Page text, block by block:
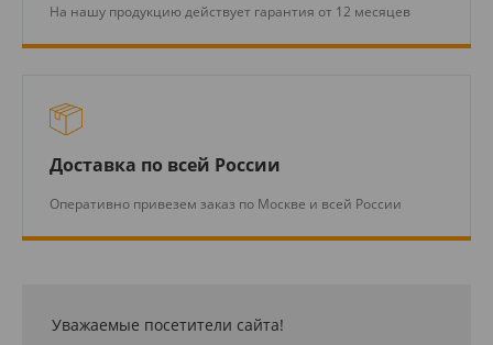
На нашу продукцию действует гарантия от 12 месяцев
Доставка по всей России
Оперативно привезем заказ по Москве и всей России
Уважаемые посетители сайта!